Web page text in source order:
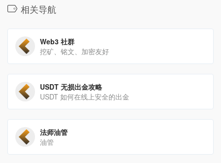
相关导航
Web3 社群
挖矿、铭文、加密友好
USDT 无损出金攻略
USDT 如何在线上安全的出金
法师油管
油管